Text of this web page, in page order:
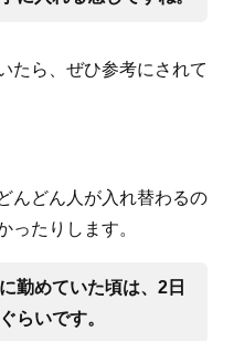
たら、ぜひ参考にされて
んどん人が入れ替わるの
ったりします。
勤めていた頃は、2日
らいです。